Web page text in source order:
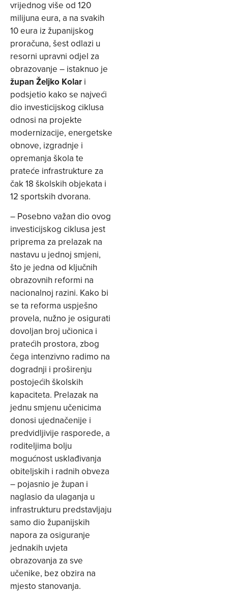
vrijednog više od 120
milijuna eura, a na svakih
10 eura iz županijskog
proračuna, šest odlazi u
resorni upravni odjel za
obrazovanje – istaknuo je
župan Željko Kolar i
podsjetio kako se najveći
dio investicijskog ciklusa
odnosi na projekte
modernizacije, energetske
obnove, izgradnje i
opremanja škola te
prateće infrastrukture za
čak 18 školskih objekata i
12 sportskih dvorana.
– Posebno važan dio ovog
investicijskog ciklusa jest
priprema za prelazak na
nastavu u jednoj smjeni,
što je jedna od ključnih
obrazovnih reformi na
nacionalnoj razini. Kako bi
se ta reforma uspješno
provela, nužno je osigurati
dovoljan broj učionica i
pratećih prostora, zbog
čega intenzivno radimo na
dogradnji i proširenju
postojećih školskih
kapaciteta. Prelazak na
jednu smjenu učenicima
donosi ujednačenije i
predvidljivije rasporede, a
roditeljima bolju
mogućnost usklađivanja
obiteljskih i radnih obveza
– pojasnio je župan i
naglasio da ulaganja u
infrastrukturu predstavljaju
samo dio županijskih
napora za osiguranje
jednakih uvjeta
obrazovanja za sve
učenike, bez obzira na
mjesto stanovanja.